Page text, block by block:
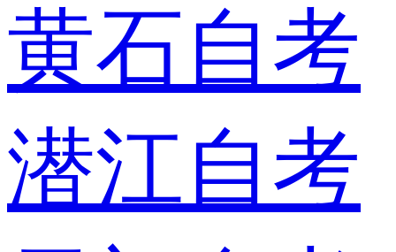
黄石自考
潜江自考